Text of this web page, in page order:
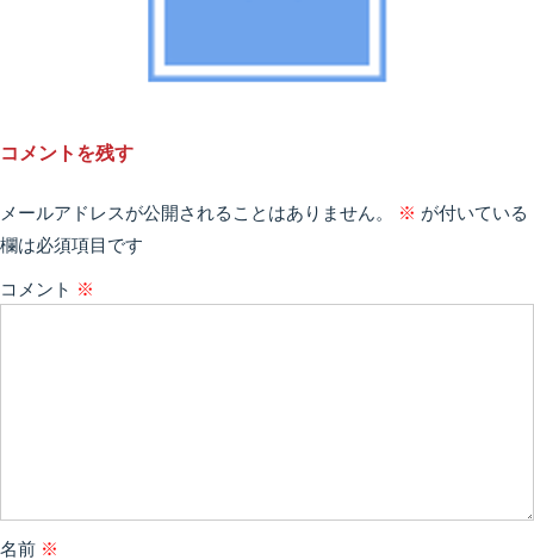
コメントを残す
メールアドレスが公開されることはありません。 ※ が付いている
欄は必須項目です
コメント ※
名前 ※